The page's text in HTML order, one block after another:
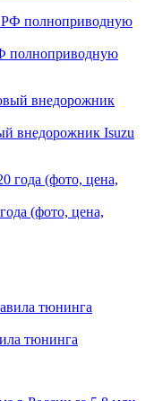
полноприводную
внедорожник Isuzu
(фото, цена,
тюнинга